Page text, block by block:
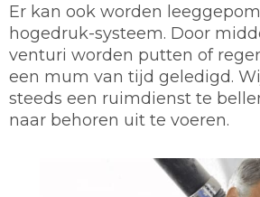
Er kan ook worden
hogedruk-systeem. Door
venturi worden putten of
een mum van tijd geledigd.
steeds een ruimdienst te
naar behoren uit te voeren.